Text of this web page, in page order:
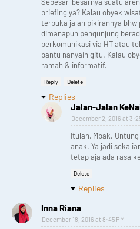
briefing ya? Kalau obyek
terbuka jalan pikirannya
dimanapun pengunjung
berkomunikasi via HT atau
bantu nanyain gitu. Kalau
ramah & informatif.
Reply Delete
Replies
Jalan-Jalan
December 2, 2016 at
Itulah, Mbak.
anak. Ya jadi
tetap aja ada rasa
Delete
Replies
Inna Riana
December 18, 2016 at 8:45 PM